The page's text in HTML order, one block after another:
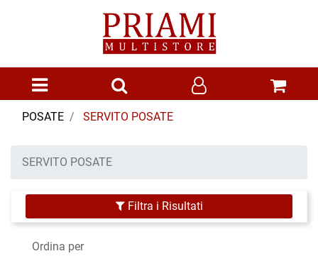
Open menu
POSATE SERVITO POSATE
SERVITO POSATE
Filtra i Risultati
Ordina per